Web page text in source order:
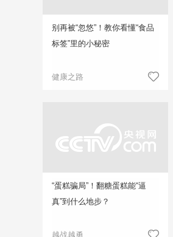
别再被“忽悠”！教你看懂“食品
标签”里的小秘密
健康之路
“蛋糕骗局”！翻糖蛋糕能“逼
真”到什么地步？
越战越勇